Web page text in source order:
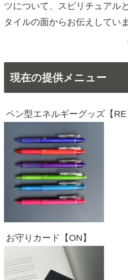
ツについて、スピリチュアル
タイルの面からお伝えしていま
現在の提供メニュー
ペン型エネルギーグッズ【
お守りカード【ON】